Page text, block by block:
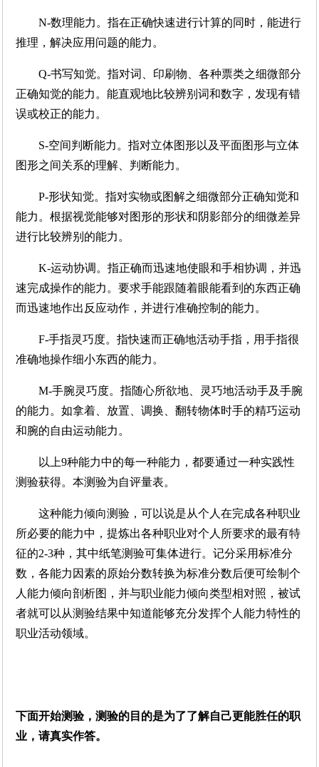
N-数理能力。指在正确快速进行计算的同时，能进行
推理，解决应用问题的能力。
Q-书写知觉。指对词、印刷物、各种票类之细微部分
正确知觉的能力。能直观地比较辨别词和数字，发现有错
误或校正的能力。
S-空间判断能力。指对立体图形以及平面图形与立体
图形之间关系的理解、判断能力。
P-形状知觉。指对实物或图解之细微部分正确知觉和
能力。根据视觉能够对图形的形状和阴影部分的细微差异
进行比较辨别的能力。
K-运动协调。指正确而迅速地使眼和手相协调，并迅
速完成操作的能力。要求手能跟随着眼能看到的东西正确
而迅速地作出反应动作，并进行准确控制的能力。
F-手指灵巧度。指快速而正确地活动手指，用手指很
准确地操作细小东西的能力。
M-手腕灵巧度。指随心所欲地、灵巧地活动手及手腕
的能力。如拿着、放置、调换、翻转物体时手的精巧运动
和腕的自由运动能力。
以上9种能力中的每一种能力，都要通过一种实践性
测验获得。本测验为自评量表。
这种能力倾向测验，可以说是从个人在完成各种职业
所必要的能力中，提炼出各种职业对个人所要求的最有特
征的2-3种，其中纸笔测验可集体进行。记分采用标准分
数，各能力因素的原始分数转换为标准分数后便可绘制个
人能力倾向剖析图，并与职业能力倾向类型相对照，被试
者就可以从测验结果中知道能够充分发挥个人能力特性的
职业活动领域。
下面开始测验，测验的目的是为了了解自己更能胜任的职
业，请真实作答。